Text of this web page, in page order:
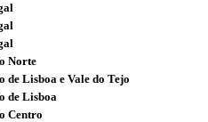
Norte
de Lisboa e Vale do Tejo
de Lisboa
Centro